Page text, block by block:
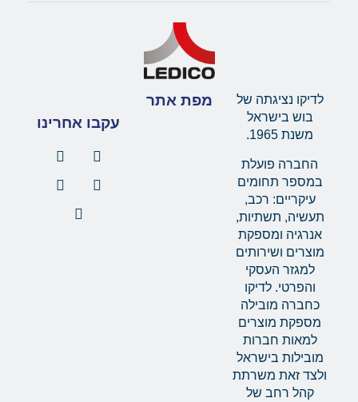
לדיקו נציגתה של
בוש בישראל
משנת 1965.
החברה פועלת
במספר תחומים
עיקריים: רכב,
תעשיה, תשתיות,
אנרגיה ומספקת
מוצרים ושירותים
למגזר העסקי
והפרטי. לדיקו
כחברה מובילה
מספקת מוצרים
למאות חברות
מובילות בישראל
ולצד זאת משרתת
קהל רחב של
מפת אתר
עקבו אחרינו